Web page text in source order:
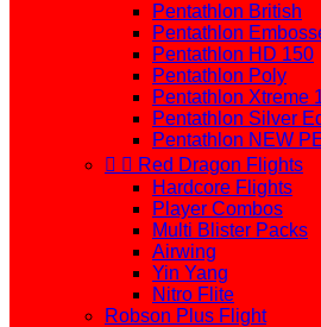
Pentathlon British
Pentathlon
Pentathlon HD 150
Pentathlon Poly
Pentathlon Xtreme
Pentathlon Silver
Pentathlon NEW
  Red Dragon Flights
Hardcore Flights
Player Combos
Multi Blister Packs
Airwing
Yin Yang
Nitro Flite
Robson Plus Flight